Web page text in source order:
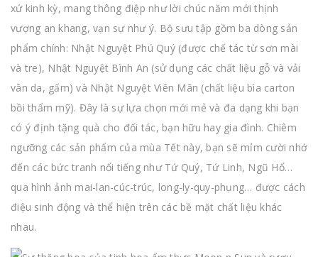
xứ kinh kỳ, mang thông điệp như lời chúc năm mới thịnh
vượng an khang, vạn sự như ý. Bộ sưu tập gồm ba dòng sản
phẩm chính: Nhật Nguyệt Phú Quý (được chế tác từ sơn mài
và tre), Nhật Nguyệt Bình An (sử dụng các chất liệu gỗ và vải
vân da, gấm) và Nhật Nguyệt Viên Mãn (chất liệu bìa carton
bồi thẩm mỹ). Đây là sự lựa chọn mới mẻ và đa dạng khi bạn
có ý định tặng quà cho đối tác, bạn hữu hay gia đình. Chiêm
ngưỡng các sản phẩm của mùa Tết này, bạn sẽ mỉm cười nhớ
đến các bức tranh nổi tiếng như Tứ Quý, Tứ Linh, Ngũ Hổ…
qua hình ảnh mai-lan-cúc-trúc, long-ly-quy-phụng… được cách
điệu sinh động và thể hiện trên các bề mặt chất liệu khác
nhau.